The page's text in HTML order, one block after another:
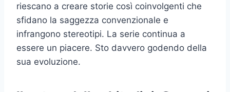
riescano a creare storie così coinvolgenti che
sfidano la saggezza convenzionale e
infrangono stereotipi. La serie continua a
essere un piacere. Sto davvero godendo della
sua evoluzione.